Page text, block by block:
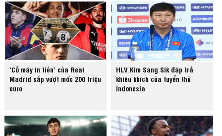
‘Cỗ máy in tiền’ của Real
Madrid sắp vượt mốc 200 triệu
euro
HLV Kim Sang Sik đáp trả
khiêu khích của tuyển thủ
Indonesia